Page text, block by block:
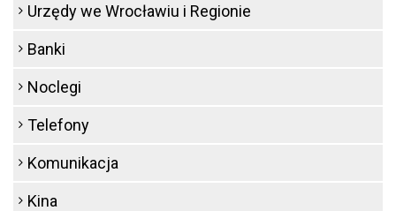
Urzędy we Wrocławiu i Regionie
Banki
Noclegi
Telefony
Komunikacja
Kina